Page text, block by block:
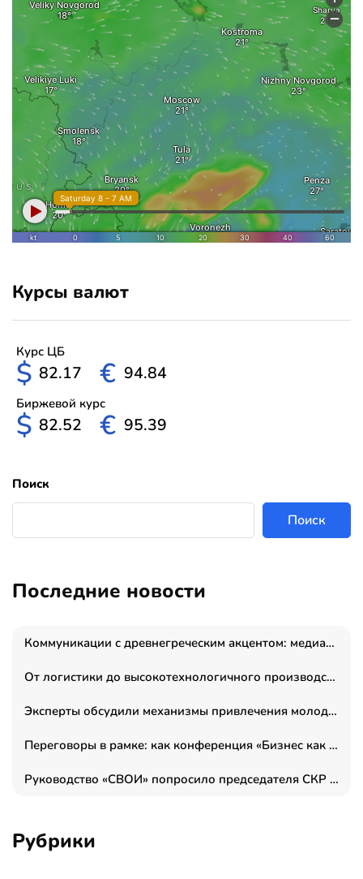
Курсы валют
Курс ЦБ
$ 82.17 € 94.84
Биржевой курс
$ 82.52 € 95.39
Поиск
Поиск
Последние новости
Коммуникации с древнегреческим акцентом: медиаменеджер и журналист Владимир Дергачев запустил коммуникационное агентство «Сократ 2.0»
От логистики до высокотехнологичного производства: как основатель “гагаринга” выстраивает экосистему безопасности и гражданских БПЛА
Эксперты обсудили механизмы привлечения молодых специалистов в промышленные города
Переговоры в рамке: как конференция «Бизнес как искусство» переформатирует деловой этикет в стенах ТПП РФ
Руководство «СВОИ» попросило председателя СКР дать правовую оценку обысков в тыловом штабе
Рубрики